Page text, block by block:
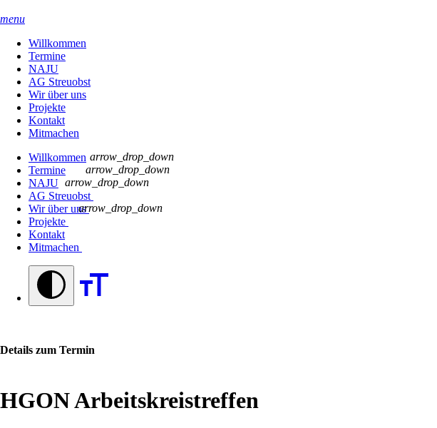
menu
Willkommen
Termine
NAJU
AG Streuobst
Wir über uns
Projekte
Kontakt
Mitmachen
Willkommen
Termine
NAJU
AG Streuobst
arrow_drop_down
Wir über uns
arrow_drop_down
Projekte
arrow_drop_down
Kontakt
Mitmachen
arrow_drop_down
Details zum Termin
HGON Arbeitskreistreffen